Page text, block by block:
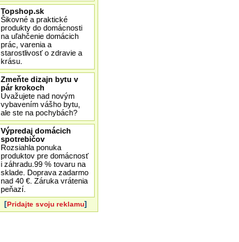
Topshop.sk
Šikovné a praktické
produkty do domácnosti
na uľahčenie domácich
prác, varenia a
starostlivosť o zdravie a
krásu.
Zmeňte dizajn bytu v
pár krokoch
Uvažujete nad novým
vybavením vášho bytu,
ale ste na pochybách?
Výpredaj domácich
spotrebičov
Rozsiahla ponuka
produktov pre domácnosť
i záhradu.99 % tovaru na
sklade. Doprava zadarmo
nad 40 €. Záruka vrátenia
peňazí.
[Pridajte svoju reklamu]